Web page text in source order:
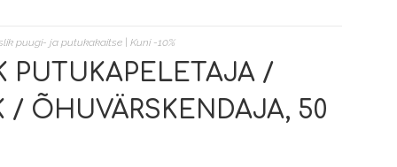
puugi- ja putukakaitse | Kuni -10%
PUTUKAPELETAJA /
/ ÕHUVÄRSKENDAJA, 50